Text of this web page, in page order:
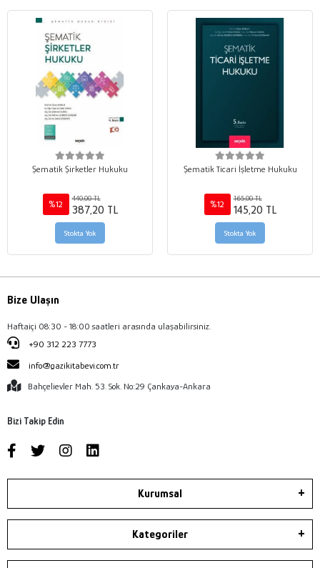
Şematik Şirketler Hukuku
%12
440,00 TL
387,20 TL
Stokta Yok
Şematik Ticari İşletme Hukuku
%12
165,00 TL
145,20 TL
Stokta Yok
Bize Ulaşın
Haftaiçi 08:30 - 18:00 saatleri arasında ulaşabilirsiniz.
+90 312 223 7773
info@gazikitabevi.com.tr
Bahçelievler Mah. 53. Sok. No:29 Çankaya-Ankara
Bizi Takip Edin
Kurumsal
Kategoriler